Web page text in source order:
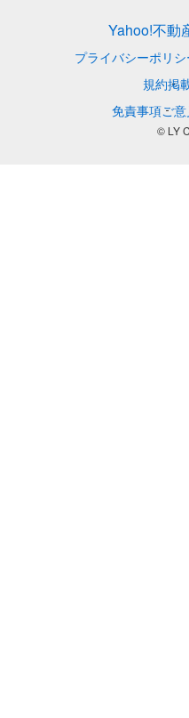
Yahoo!不動
プライバシーポリシ
規約掲
免責事項ご
© LY